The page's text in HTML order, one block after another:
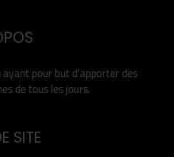
pour but d’apporter des
de tous les jours.
SITE